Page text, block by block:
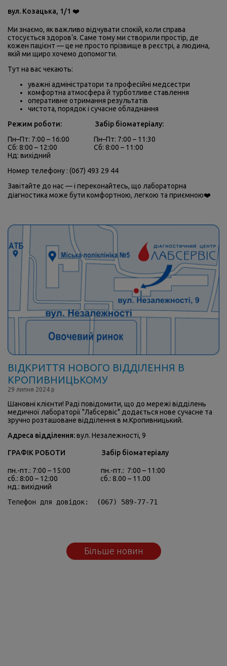
вул. Козацька, 1/1 ❤️
Ми знаємо, як важливо відчувати спокій, коли справа
стосується здоров’я. Саме тому ми створили простір, де
кожен пацієнт — це не просто прізвище в реєстрі, а людина,
якій ми щиро хочемо допомогти.
Тут на вас чекають:
уважні адміністратори та професійні медсестри
комфортна атмосфера й турботливе ставлення
оперативне отримання результатів
чистота, порядок і сучасне обладнання
Режим роботи: Забір біоматеріалу:
Пн–Пт: 7:00 – 16:00 Пн–Пт: 7:00 – 11:30
Сб: 8:00 – 12:00 Сб: 8:00 – 11:00
Нд: вихідний
Номер телефону : (067) 493 29 44
Завітайте до нас — і переконайтесь, що лабораторна
діагностика може бути комфортною, легкою та приємною❤️
ВІДКРИТТЯ НОВОГО ВІДДІЛЕННЯ В
КРОПИВНИЦЬКОМУ
29 липня 2024 р
Шановні клієнти! Раді повідомити, що до мережі відділень
медичної лабораторії "Лабсервіс" додається нове сучасне та
зручно розташоване відділення в м.Кропивницький.
Адреса відділення:вул. Незалежності, 9
ГРАФІК РОБОТИ Забір біоматеріалу
пн.-пт.: 7:00 – 15:00 пн.-пт.: 7:00 – 11:00
сб.: 8:00 – 12:00 сб.: 8.00 – 11.00
нд.: вихідний
Телефон для довідок:  (067) 589-77-71
Більше новин